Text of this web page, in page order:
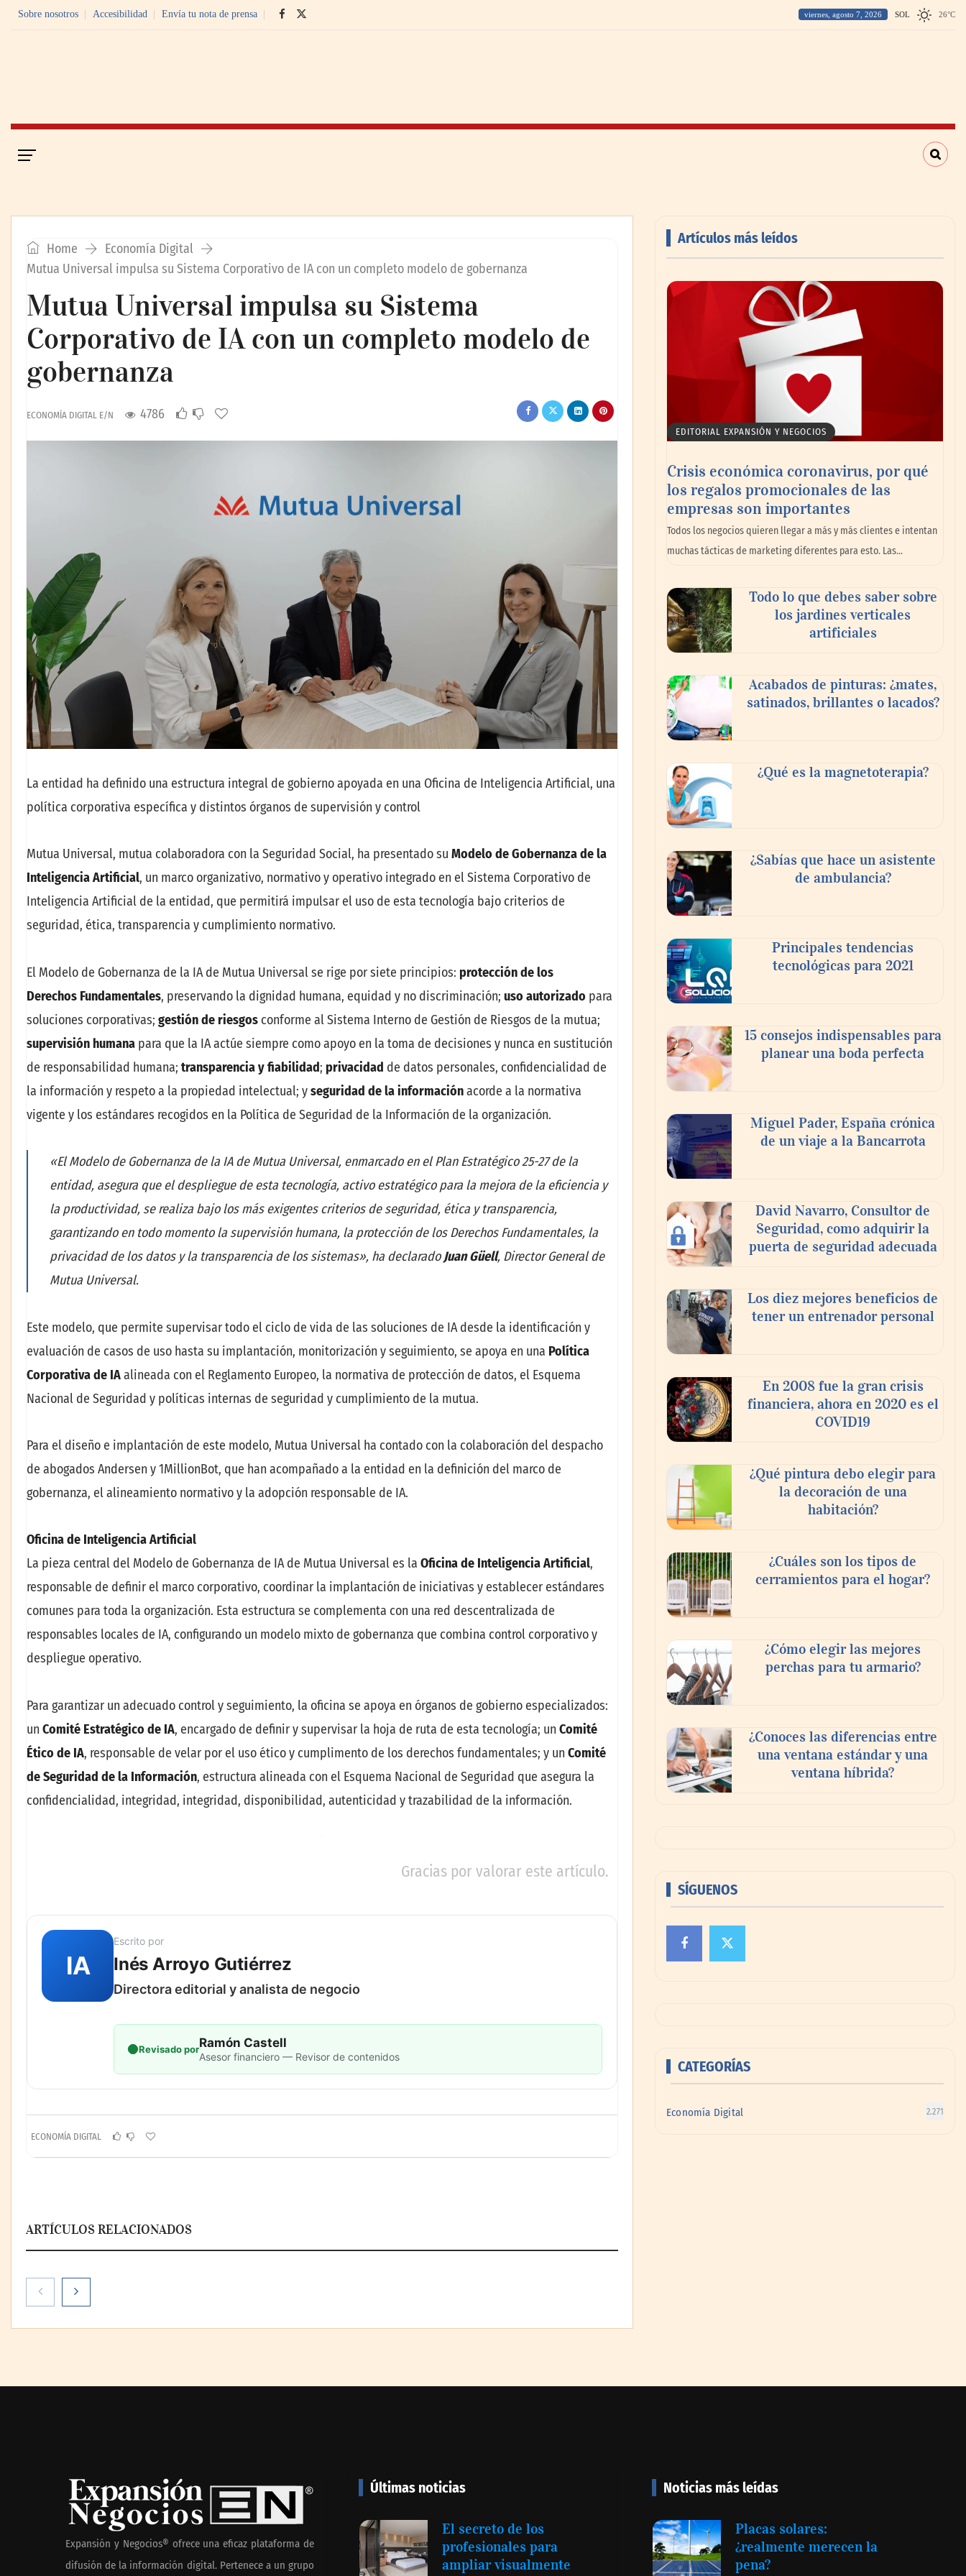
Sobre nosotros Accesibilidad Envía tu nota de prensa viernes, agosto 7, 2026 SOL 26°C
Home
Economía Digital
Mutua Universal impulsa su Sistema Corporativo de IA con un completo modelo de gobernanza
Mutua Universal impulsa su Sistema
Corporativo de IA con un completo modelo de
gobernanza
ECONOMÍA DIGITAL E/N 4786
La entidad ha definido una estructura integral de gobierno apoyada en una Oficina de Inteligencia Artificial, una
política corporativa específica y distintos órganos de supervisión y control
Mutua Universal, mutua colaboradora con la Seguridad Social, ha presentado su Modelo de Gobernanza de la
Inteligencia Artificial, un marco organizativo, normativo y operativo integrado en el Sistema Corporativo de
Inteligencia Artificial de la entidad, que permitirá impulsar el uso de esta tecnología bajo criterios de
seguridad, ética, transparencia y cumplimiento normativo.
El Modelo de Gobernanza de la IA de Mutua Universal se rige por siete principios: protección de los
Derechos Fundamentales, preservando la dignidad humana, equidad y no discriminación; uso autorizado para
soluciones corporativas; gestión de riesgos conforme al Sistema Interno de Gestión de Riesgos de la mutua;
supervisión humana para que la IA actúe siempre como apoyo en la toma de decisiones y nunca en sustitución
de responsabilidad humana; transparencia y fiabilidad; privacidad de datos personales, confidencialidad de
la información y respeto a la propiedad intelectual; yseguridad de la informaciónacorde a la normativa
vigente y los estándares recogidos en la Política de Seguridad de la Información de la organización.
«El Modelo de Gobernanza de la IA de Mutua Universal, enmarcado en el Plan Estratégico 25-27 de la
entidad, asegura que el despliegue de esta tecnología, activo estratégico para la mejora de la eficiencia y
la productividad, se realiza bajo los más exigentes criterios de seguridad, ética y transparencia,
garantizando en todo momento la supervisión humana, la protección de los Derechos Fundamentales, la
privacidad de los datos y la transparencia de los sistemas», ha declaradoJuan Güell, Director General de
Mutua Universal.
Este modelo, que permite supervisar todo el ciclo de vida de las soluciones de IA desde la identificación y
evaluación de casos de uso hasta su implantación, monitorización y seguimiento, se apoya en una Política
Corporativa de IAalineada con el Reglamento Europeo, la normativa de protección de datos, el Esquema
Nacional de Seguridad y políticas internas de seguridad y cumplimiento de la mutua.
Para el diseño e implantación de este modelo, Mutua Universal ha contado con la colaboración del despacho
de abogados Andersen y 1MillionBot, que han acompañado a la entidad en la definición del marco de
gobernanza, el alineamiento normativo y la adopción responsable de IA.
Oficina de Inteligencia Artificial
La pieza central del Modelo de Gobernanza de IA de Mutua Universal es la Oficina de Inteligencia Artificial,
responsable de definir el marco corporativo, coordinar la implantación de iniciativas y establecer estándares
comunes para toda la organización. Esta estructura se complementa con una red descentralizada de
responsables locales de IA, configurando un modelo mixto de gobernanza que combina control corporativo y
despliegue operativo.
Para garantizar un adecuado control y seguimiento, la oficina se apoya en órganos de gobierno especializados:
un Comité Estratégico de IA, encargado de definir y supervisar la hoja de ruta de esta tecnología; un Comité
Ético de IA, responsable de velar por el uso ético y cumplimento de los derechos fundamentales; y un Comité
de Seguridad de la Información, estructura alineada con el Esquema Nacional de Seguridad que asegura la
confidencialidad, integridad, integridad, disponibilidad, autenticidad y trazabilidad de la información.
Gracias por valorar este artículo.
IA
Escrito por
Inés Arroyo Gutiérrez
Directora editorial y analista de negocio
Revisado porRamón Castell
Asesor financiero — Revisor de contenidos
ECONOMÍA DIGITAL
ARTÍCULOS RELACIONADOS
La cartera vencida
hipotecaria aumenta al
doble de velocidad que la
cartera sana en México
Artículos más leídos
EDITORIAL EXPANSIÓN Y NEGOCIOS
Crisis económica coronavirus, por qué
los regalos promocionales de las
empresas son importantes
Todos los negocios quieren llegar a más y más clientes e intentan
muchas tácticas de marketing diferentes para esto. Las…
Todo lo que debes saber sobre
los jardines verticales
artificiales
Acabados de pinturas: ¿mates,
satinados, brillantes o lacados?
¿Qué es la magnetoterapia?
¿Sabías que hace un asistente
de ambulancia?
Principales tendencias
tecnológicas para 2021
15 consejos indispensables para
planear una boda perfecta
Miguel Pader, España crónica
de un viaje a la Bancarrota
David Navarro, Consultor de
Seguridad, como adquirir la
puerta de seguridad adecuada
Los diez mejores beneficios de
tener un entrenador personal
En 2008 fue la gran crisis
financiera, ahora en 2020 es el
COVID19
¿Qué pintura debo elegir para
la decoración de una
habitación?
¿Cuáles son los tipos de
cerramientos para el hogar?
¿Cómo elegir las mejores
perchas para tu armario?
¿Conoces las diferencias entre
una ventana estándar y una
ventana híbrida?
SÍGUENOS
CATEGORÍAS
Economía Digital 2.271
Expansión y Negocios® ofrece una eficaz plataforma de
difusión de la información digital. Pertenece a un grupo
Últimas noticias
El secreto de los
profesionales para
ampliar visualmente
Noticias más leídas
Placas solares:
¿realmente merecen la
pena?